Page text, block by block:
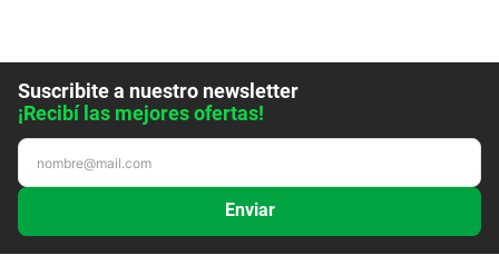
Suscribite a nuestro newsletter
¡Recibí las mejores ofertas!
Enviar